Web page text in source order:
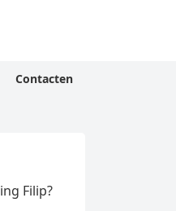
Contacten
Filip?